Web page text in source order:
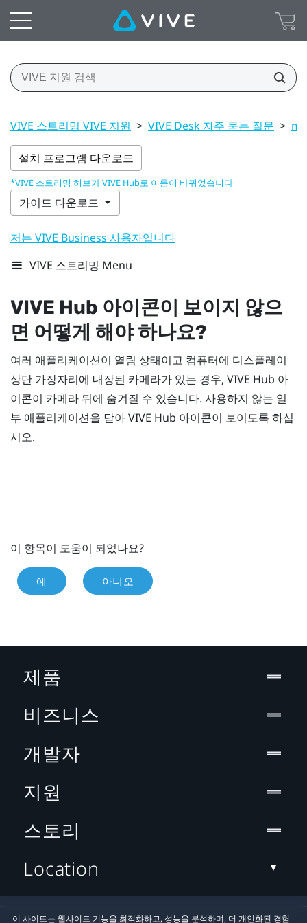
VIVE 스트리밍 VIVE 지원 > VIVE Desk 자주 묻는 질문 >
설치 프로그램 다운로드
*VIVE 스트리밍 허브가 VIVE Hub로 이름이 바뀌었습니다
가이드 다운로드
저는 VIVE Business 사용자입니다
VIVE 스트리밍 Menu
VIVE Hub 아이콘이 보이지 않으
면 어떻게 해야 하나요?
여러 애플리케이션이 열림 상태이고 컴퓨터에 디스플레이
상단 가장자리에 내장된 카메라가 있는 경우, VIVE Hub 아
이콘이 카메라 뒤에 숨겨질 수 있습니다. 사용하지 않는 일
부 애플리케이션을 닫아VIVE Hub 아이콘이 보이도록 하십
시오.
이 항목이 도움이 되었나요?
예 아니오
이 사이트는 웹사이트 기능을 최적화하고, 성능을 분석하며, 더 개인화된 경험
제품
비즈니스
개발자
지원
스토리
Location